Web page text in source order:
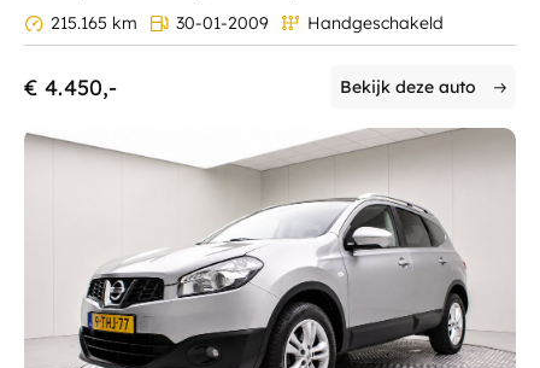
215.165 km
30-01-2009 Handgeschakeld
€ 4.450,- Bekijk deze auto